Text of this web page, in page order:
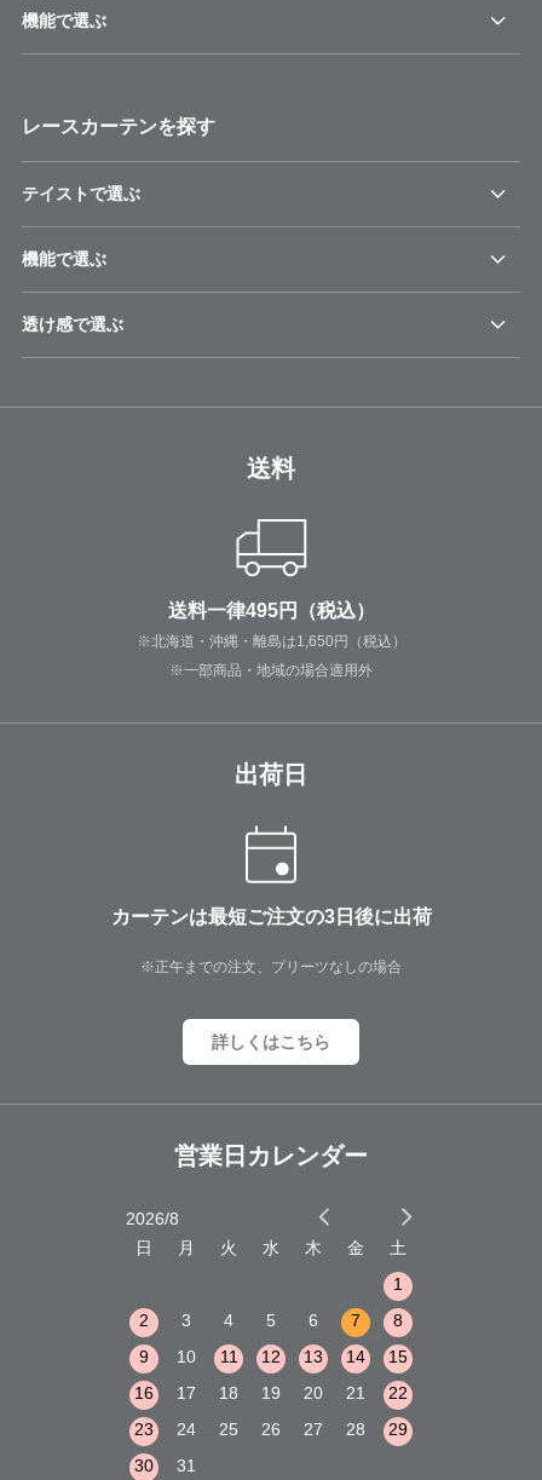
機能で選ぶ
レースカーテンを探す
テイストで選ぶ
機能で選ぶ
透け感で選ぶ
送料
送料一律495円（税込）
※北海道・沖縄・離島は1,650円（税込）
※一部商品・地域の場合適用外
出荷日
カーテンは最短ご注文の3日後に出荷
※正午までの注文、プリーツなしの場合
詳しくはこちら
営業日カレンダー
2026/8
日
月 火 水 木 金
土
1
2
3 4 5 6 7
8
9
10 11 12 13 14
15
16
17 18 19 20 21
22
23
24 25 26 27 28
29
30
31